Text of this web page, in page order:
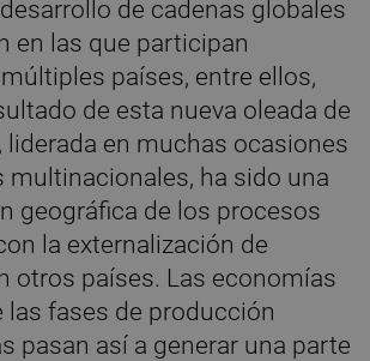
de cadenas globales
en las que participan
países, entre ellos,
de esta nueva oleada de
liderada en muchas ocasiones
multinacionales, ha sido una
geográfica de los procesos
la externalización de
otros países. Las economías
las fases de producción
pasan así a generar una parte